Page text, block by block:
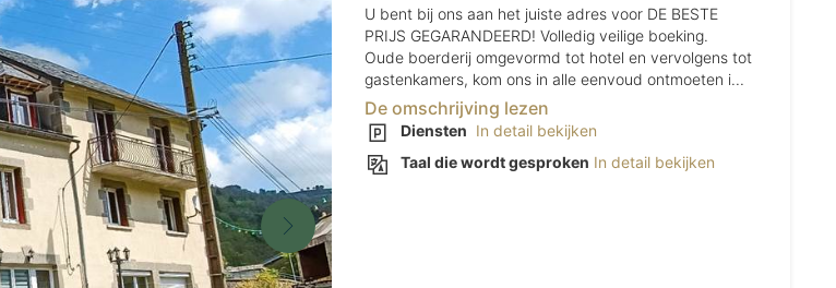
U bent bij ons aan het juiste adres voor DE BESTE
PRIJS GEGARANDEERD! Volledig veilige boeking.
Oude boerderij omgevormd tot hotel en vervolgens tot
gastenkamers, kom ons in alle eenvoud ontmoeten i...
De omschrijving lezen
Diensten In detail bekijken
Taal die wordt gesproken In detail bekijken